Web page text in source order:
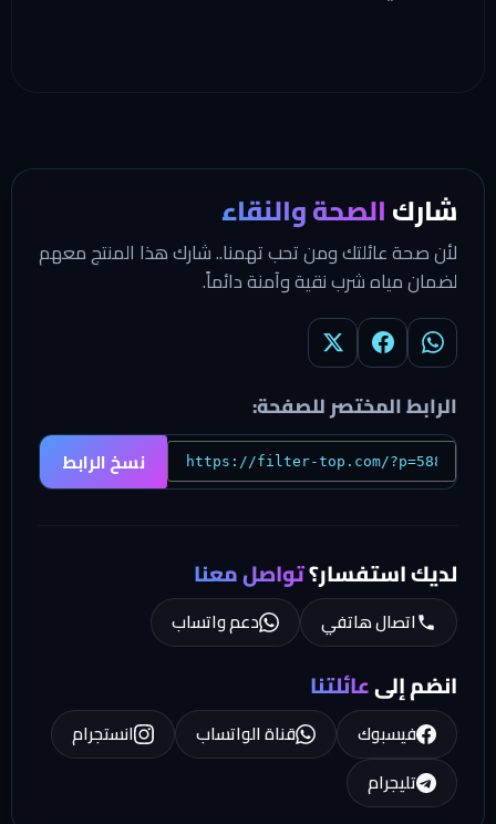
الصحة والنقاء
عائلتك ومن تحب تهمنا.. شارك هذا المنتج معهم
شرب نقية وآمنة دائماً.
المختصر للصفحة:
نسخ الرابط
تواصل معنا
هاتفي دعم واتساب
عائلتنا
قناة الواتساب
انستجرام